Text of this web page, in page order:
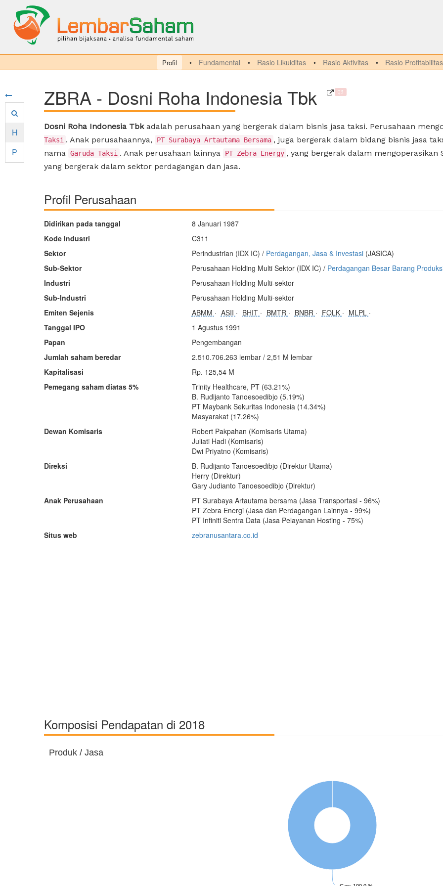
Profil Fundamental Rasio Likuiditas Rasio Aktivitas Rasio Profitabilitas
H
P
ZBRA - Dosni Roha Indonesia Tbk Q3
Dosni Roha Indonesia Tbkadalah perusahaan yang bergerak dalam bisnis jasa taksi. Perusahaan
Taksi . Anak perusahaannya, PT Surabaya Artautama Bersama , juga bergerak dalam bidang bisnis jasa
nama Garuda Taksi . Anak perusahaan lainnya PT Zebra Energy , yang bergerak dalam mengoperasikan
yang bergerak dalam sektor perdagangan dan jasa.
Profil Perusahaan
Didirikan pada tanggal
8 Januari 1987
Kode Industri
C311
Sektor
Perindustrian (IDX IC) / Perdagangan, Jasa & Investasi(JASICA)
Sub-Sektor
Perusahaan Holding Multi Sektor (IDX IC) / Perdagangan Besar Barang
Industri
Perusahaan Holding Multi-sektor
Sub-Industri
Perusahaan Holding Multi-sektor
Emiten Sejenis
ABMM ASII BHIT BMTR BNBR FOLK
MLPL
Tanggal IPO
1 Agustus 1991
Papan
Pengembangan
Jumlah saham beredar
2.510.706.263 lembar / 2,51 M lembar
Kapitalisasi
Rp. 125,54 M
Pemegang saham diatas 5%
Trinity Healthcare, PT (63.21%)
B. Rudijanto Tanoesoedibjo (5.19%)
PT Maybank Sekuritas Indonesia (14.34%)
Masyarakat (17.26%)
Dewan Komisaris
Robert Pakpahan (Komisaris Utama)
Juliati Hadi (Komisaris)
Dwi Priyatno (Komisaris)
Direksi
B. Rudijanto Tanoesoedibjo (Direktur Utama)
Herry (Direktur)
Gary Judianto Tanoesoedibjo (Direktur)
Anak Perusahaan
PT Surabaya Artautama bersama (Jasa Transportasi - 96%)
PT Zebra Energi (Jasa dan Perdagangan Lainnya - 99%)
PT Infiniti Sentra Data (Jasa Pelayanan Hosting - 75%)
Situs web
zebranusantara.co.id
Komposisi Pendapatan di 2018
Produk / Jasa